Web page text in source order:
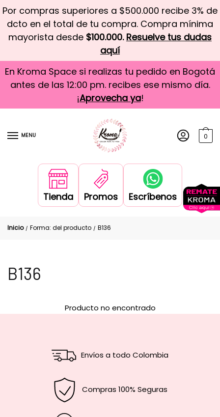
Por compras superiores a $500.000 recibe 3% de
dcto en el total de tu compra. Compra mínima
mayorista desde $100.000. Resuelve tus dudas
aquí
En Kroma Space si realizas tu pedido en Bogotá
antes de las 12:00 pm. recibes ese mismo día.
¡Aprovecha ya!
MENU 0
Tienda Promos Escríbenos
Inicio / Forma: del producto / B136
B136
Producto no encontrado
Envíos a todo Colombia
Compras 100% Seguras